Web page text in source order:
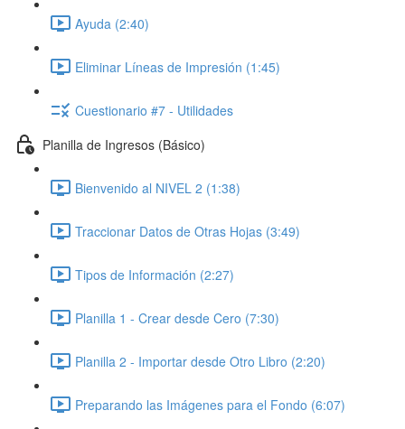
Ayuda (2:40)
Eliminar Líneas de Impresión (1:45)
Cuestionario #7 - Utilidades
Planilla de Ingresos (Básico)
Bienvenido al NIVEL 2 (1:38)
Traccionar Datos de Otras Hojas (3:49)
Tipos de Información (2:27)
Planilla 1 - Crear desde Cero (7:30)
Planilla 2 - Importar desde Otro Libro (2:20)
Preparando las Imágenes para el Fondo (6:07)